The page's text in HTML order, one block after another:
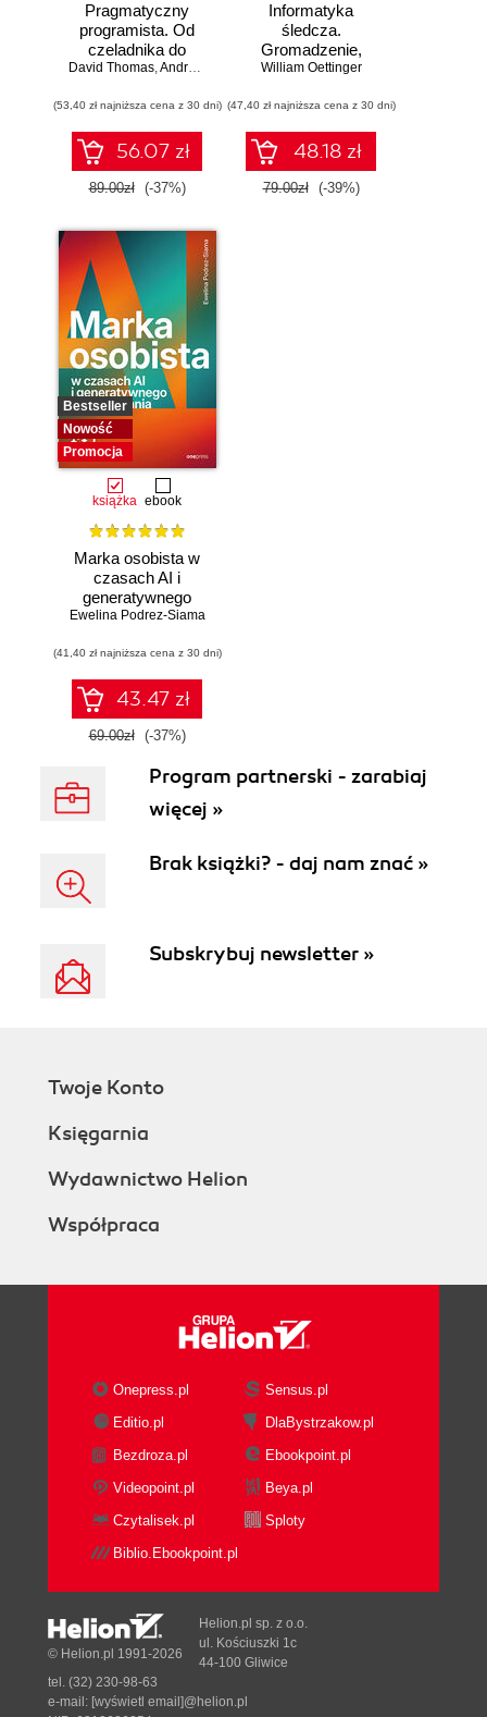
Pragmatyczny
programista. Od
czeladnika do
mistrza. Wydanie II
David Thomas,Andrew Hunt
(53,40 zł najniższa cena z 30 dni)
56.07 zł
89.00zł (-37%)
Informatyka
śledcza.
Gromadzenie,
analiza i
dowodów
elektronicznych dla
początkujących.
Wydanie II
William Oettinger
(47,40 zł najniższa cena z 30 dni)
48.18 zł
79.00zł (-39%)
Bestseller
Nowość
Promocja
książka ebook
Marka osobista w
czasach AI i
generatywnego
wyszukiwania
Ewelina Podrez-Siama
(41,40 zł najniższa cena z 30 dni)
43.47 zł
69.00zł (-37%)
Program partnerski - zarabiaj
więcej »
Brak książki? - daj nam znać »
Subskrybuj newsletter »
Twoje Konto
Księgarnia
Wydawnictwo Helion
Współpraca
Onepress.pl
Sensus.pl
Editio.pl
DlaBystrzakow.pl
Bezdroza.pl
Ebookpoint.pl
Videopoint.pl
Beya.pl
Czytalisek.pl
Sploty
Biblio.Ebookpoint.pl
© Helion.pl 1991-2026
Helion.pl sp. z o.o.
ul. Kościuszki 1c
44-100 Gliwice
tel. (32) 230-98-63
e-mail: [wyświetl email]@helion.pl